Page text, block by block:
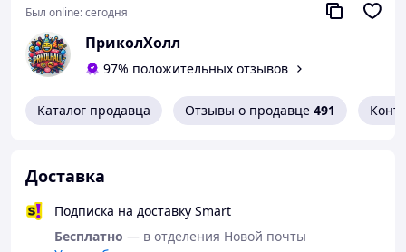
Преимущества
Мягкий и эластичный материал.
Приятно сжимать в руке.
Компактный размер.
Забавная идея для подарка.
Вызывает положительные эмоции.
Подойдет для
Был online:сегодня
ПриколХолл
97% положительных отзывов
Каталог продавца Отзывы о продавце 491
Доставка
Подписка на доставку Smart
Бесплатно — в отделения Новой почты